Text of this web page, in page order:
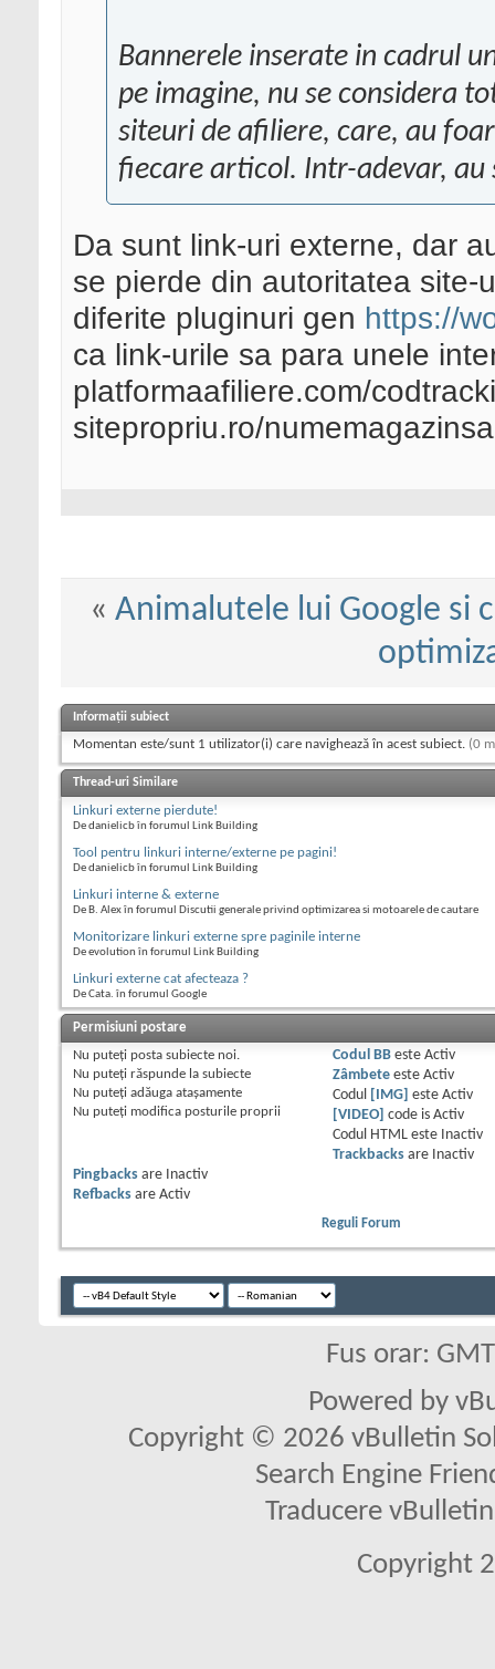
Bannerele inserate in cadrul
pe imagine, nu se considera
siteuri de afiliere, care, au
fiecare articol. Intr-adevar, au
Da sunt link-uri externe, dar
se pierde din autoritatea site-
diferite pluginuri gen https://
ca link-urile sa para unele
platformaafiliere.com/
sitepropriu.ro/
« Animalutele lui Google si
Informații subiect
Momentan este/sunt 1 utilizator(i) care navighează în acest subiect. (0
Thread-uri Similare
Linkuri externe pierdute!
De danielicb în forumul Link Building
Tool pentru linkuri interne/externe pe pagini!
De danielicb în forumul Link Building
Linkuri interne & externe
De B. Alex în forumul Discutii generale privind optimizarea si motoarele de cautare
Monitorizare linkuri externe spre paginile interne
De evolution în forumul Link Building
Linkuri externe cat afecteaza ?
De Cata. în forumul Google
Permisiuni postare
Nu puteţi posta subiecte noi.
Nu puteţi răspunde la subiecte
Nu puteţi adăuga ataşamente
Nu puteţi modifica posturile proprii
Codul BBeste Activ
Zâmbeteeste Activ
Codul
[IMG] este Activ
[VIDEO]
code is Activ
Codul HTML este
Inactiv
Trackbacksare
Inactiv
Pingbacks are
Inactiv
Refbacks are Activ
Reguli Forum
Fus orar:
Powered by
Copyright © 2026 vBulletin
Search Engine
Traducere
Copyright